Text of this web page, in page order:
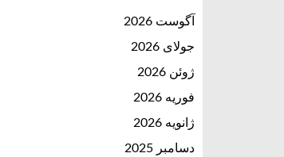
آگوست 2026
جولای 2026
ژوئن 2026
فوریه 2026
ژانویه 2026
دسامبر 2025